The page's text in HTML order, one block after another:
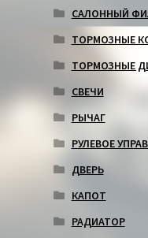
САЛОННЫЙ
ТОРМОЗНЫЕ
ТОРМОЗНЫЕ
СВЕЧИ
РЫЧАГ
РУЛЕВОЕ
ДВЕРЬ
КАПОТ
РАДИАТОР